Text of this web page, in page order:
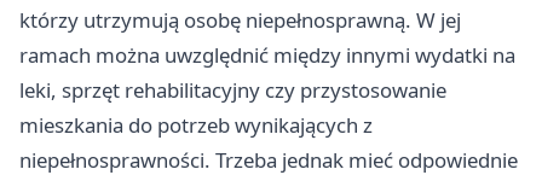
którzy utrzymują osobę niepełnosprawną. W jej
ramach można uwzględnić między innymi wydatki na
leki, sprzęt rehabilitacyjny czy przystosowanie
mieszkania do potrzeb wynikających z
niepełnosprawności. Trzeba jednak mieć odpowiednie